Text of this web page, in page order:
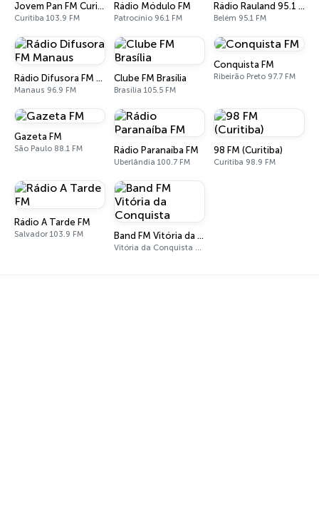
Jovem Pan FM Curitiba
Curitiba 103.9 FM
Rádio Módulo FM
Patrocínio 96.1 FM
Rádio Rauland 95.1 FM
Belém 95.1 FM
Rádio Difusora FM Manaus
Manaus 96.9 FM
Clube FM Brasília
Brasília 105.5 FM
Conquista FM
Ribeirão Preto 97.7 FM
Gazeta FM
São Paulo 88.1 FM Rádio Paranaíba FM
Uberlândia 100.7 FM
98 FM (Curitiba)
Curitiba 98.9 FM
Rádio A Tarde FM
Salvador 103.9 FM Band FM Vitória da Conquista
Vitória da Conquista 99.1 FM